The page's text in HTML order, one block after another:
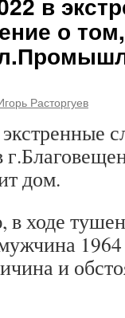
о
Расторгуев
дом.
1964